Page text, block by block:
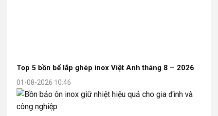
Top 5 bồn bể lắp ghép inox Việt Anh tháng 8 – 2026
01-08-2026 10:46